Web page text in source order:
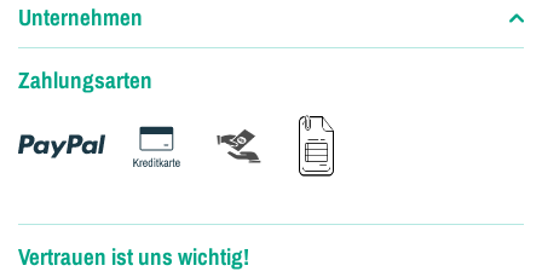
Unternehmen
Zahlungsarten
Vertrauen ist uns wichtig!